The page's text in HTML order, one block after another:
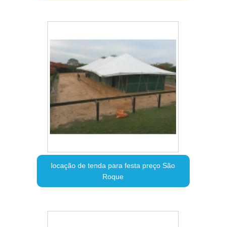
locação de tenda para festa preço São
Roque